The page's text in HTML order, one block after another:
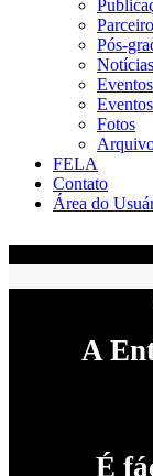
Pós-
Notícias
Eventos
Fotos
FELA
Contato
Área do
A
É